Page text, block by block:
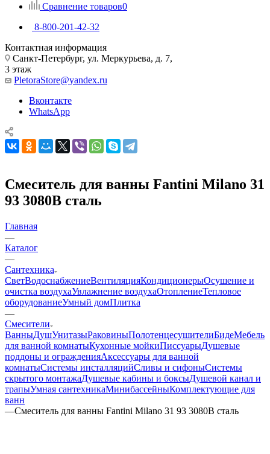
Сравнение товаров0
8-800-201-42-32
Контактная информация
Санкт-Петербург, ул. Меркурьева, д. 7,
3 этаж
PletoraStore@yandex.ru
Вконтакте
WhatsApp
Смеситель для ванны Fantini Milano 31
93 3080B сталь
Главная
—
Каталог
—
Сантехника
СветВодоснабжениеВентиляцияКондиционерыОсушение и
очистка воздухаУвлажнение воздухаОтоплениеТепловое
оборудованиеУмный домПлитка
—
Смесители
ВанныДушУнитазыРаковиныПолотенцесушителиБидеМебель
для ванной комнатыКухонные мойкиПиссуарыДушевые
поддоны и огражденияАксессуары для ванной
комнатыСистемы инсталляцийСливы и сифоныСистемы
скрытого монтажаДушевые кабины и боксыДушевой канал и
трапыУмная сантехникаМинибассейныКомплектующие для
ванн
—Смеситель для ванны Fantini Milano 31 93 3080B сталь